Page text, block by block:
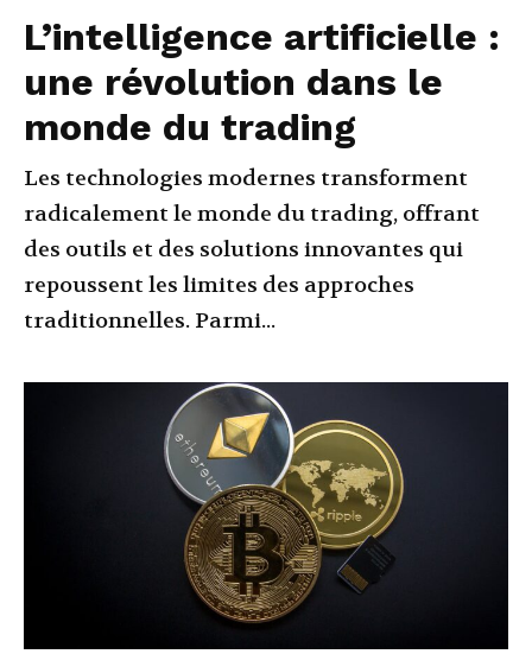
L’intelligence artificielle :
une révolution dans le
monde du trading
Les technologies modernes transforment
radicalement le monde du trading, offrant
des outils et des solutions innovantes qui
repoussent les limites des approches
traditionnelles. Parmi...